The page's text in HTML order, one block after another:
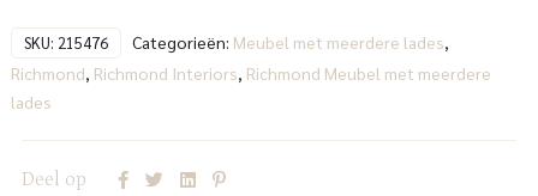
SKU: 215476 Categorieën: Meubel met meerdere lades,
Richmond, Richmond Interiors, Richmond Meubel met meerdere
lades
Deel op